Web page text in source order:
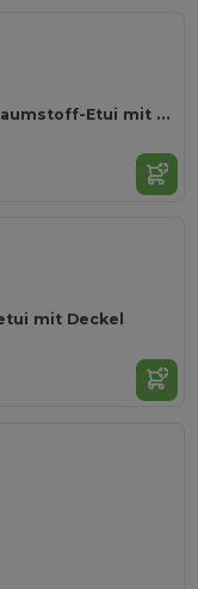
IRIS Praktisches Schaumstoff-Etui mit Karabiner
mit Deckel